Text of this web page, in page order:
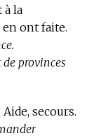
à la
ont faite.
de provinces
secours.